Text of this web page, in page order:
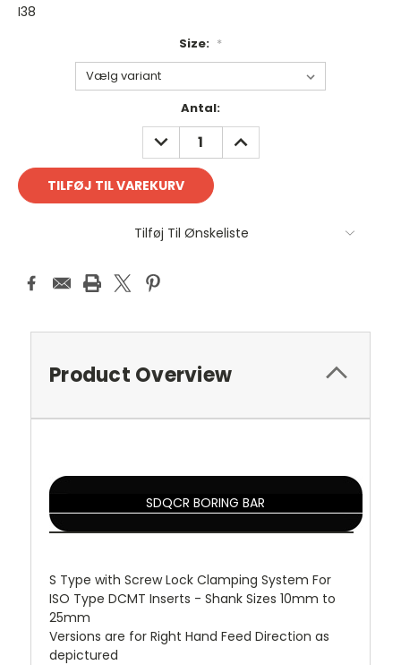
I38
Size: *
Antal:
REDUCER
ANTAL:
FORØG
ANTAL:
Tilføj Til Ønskeliste
Product Overview
SDQCR BORING BAR
S Type with Screw Lock Clamping System For
ISO Type DCMT Inserts - Shank Sizes 10mm to
25mm
Versions are for Right Hand Feed Direction as
depictured